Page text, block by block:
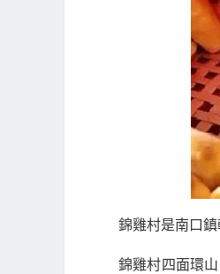
錦雞村是南口
錦雞村四面環